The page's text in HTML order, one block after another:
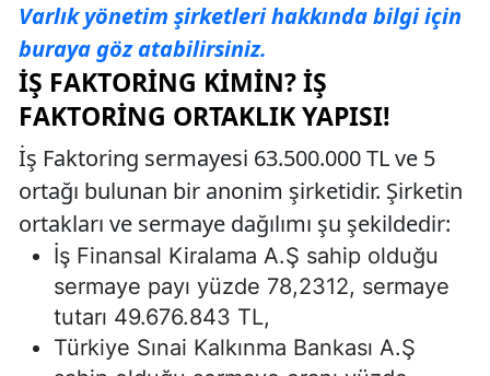
Varlık yönetim şirketleri hakkında bilgi için
buraya göz atabilirsiniz.
İŞ FAKTORING KIMIN? İŞ
FAKTORING ORTAKLIK YAPISI!
İş Faktoring sermayesi 63.500.000 TL ve 5
ortağı bulunan bir anonim şirketidir. Şirketin
ortakları ve sermaye dağılımı şu şekildedir:
İş Finansal Kiralama A.Ş sahip olduğu
sermaye payı yüzde 78,2312, sermaye
tutarı 49.676.843 TL,
Türkiye Sınai Kalkınma Bankası A.Ş